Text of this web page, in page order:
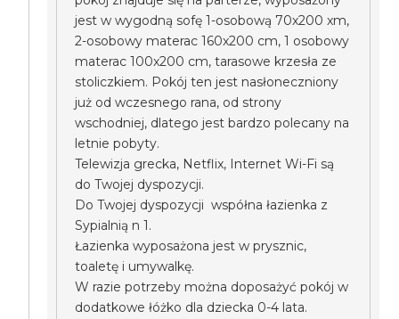
jest w wygodną sofę 1-osobową 70x200 xm,
2-osobowy materac 160x200 cm, 1 osobowy
materac 100x200 cm, tarasowe krzesła ze
stoliczkiem. Pokój ten jest nasłoneczniony
już od wczesnego rana, od strony
wschodniej, dlatego jest bardzo polecany na
letnie pobyty.
Telewizja grecka, Netflix, Internet Wi-Fi są
do Twojej dyspozycji.
Do Twojej dyspozycji współna łazienka z
Sypialnią n 1.
Łazienka wyposażona jest w prysznic,
toaletę i umywalkę.
W razie potrzeby można doposażyć pokój w
dodatkowe łóżko dla dziecka 0-4 lata.